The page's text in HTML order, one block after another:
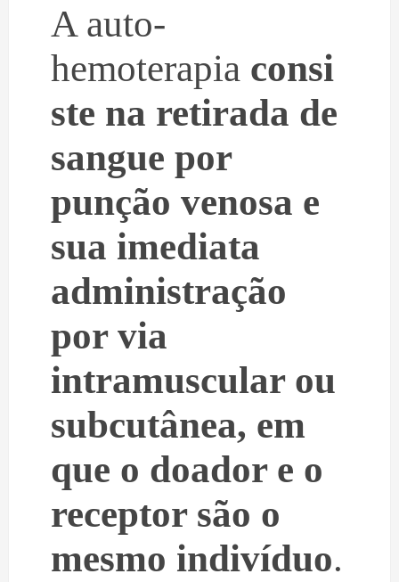
A auto-
hemoterapia consi
ste na retirada de
sangue por
punção venosa e
sua imediata
administração
por via
intramuscular ou
subcutânea, em
que o doador e o
receptor são o
mesmo indivíduo.